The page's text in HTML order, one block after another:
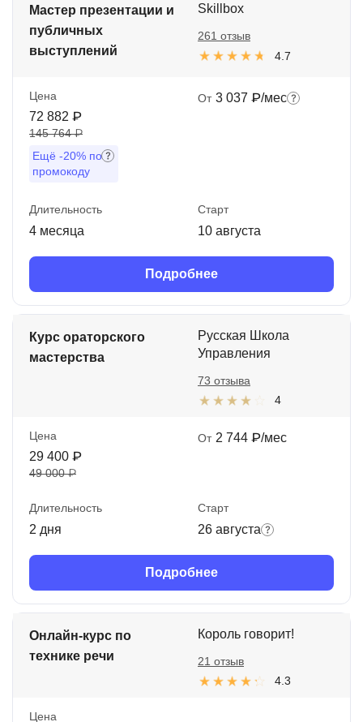
Мастер презентации и
публичных
выступлений
Skillbox
4.7
261 отзыв
Цена
72 882 ₽
145 764 ₽
Ещё -20% по
промокоду
От 3 037 ₽/мес
Длительность
4 месяца
Старт
10 августа
Подробнее
Курс ораторского
мастерства
Русская Школа
Управления
4
73 отзыва
Цена
29 400 ₽
49 000 ₽
От 2 744 ₽/мес
Длительность
2 дня
Старт
26 августа
Подробнее
Онлайн-курс по
технике речи
Король говорит!
4.3
21 отзыв
Цена